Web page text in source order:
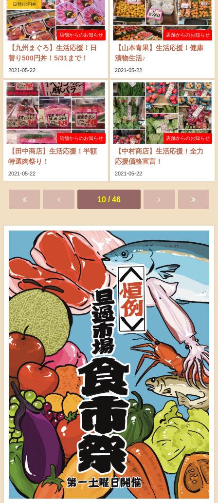
店舗からのお知らせ
【九州まぐろ】生活応援！日
替り500円丼！5/31まで！
2021-05-22
店舗からのお知らせ
【山本青果】生活応援！健康
漬物生活♪
2021-05-22
店舗からのお知らせ
【田中商店】生活応援！半額
特選肉祭り！
2021-05-22
店舗からのお知らせ
【中村商店】生活応援！全力
応援価格宣言！
2021-05-22
10 / 46